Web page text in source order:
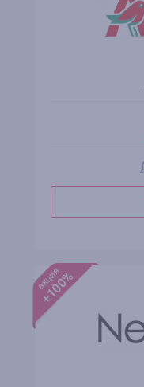
акция
+100%